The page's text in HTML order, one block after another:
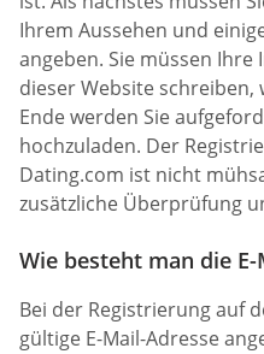
Ihrem Aussehen und
angeben. Sie müssen
dieser Website schreiben,
Ende werden Sie
hochzuladen. Der
Dating.com ist nicht
zusätzliche Überprüfung
Wie besteht man die
Bei der Registrierung auf
gültige E-Mail-Adresse